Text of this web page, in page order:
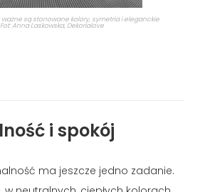
ważne są stonowane kolory, symetria i eleganckie
Anna Laskowska, Dekorialove
i spokój
ma jeszcze jedno zadanie.